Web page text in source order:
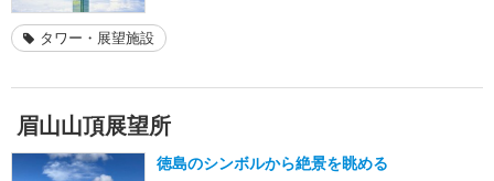
タワー・展望施設
眉山山頂展望所
徳島のシンボルから絶景を眺める